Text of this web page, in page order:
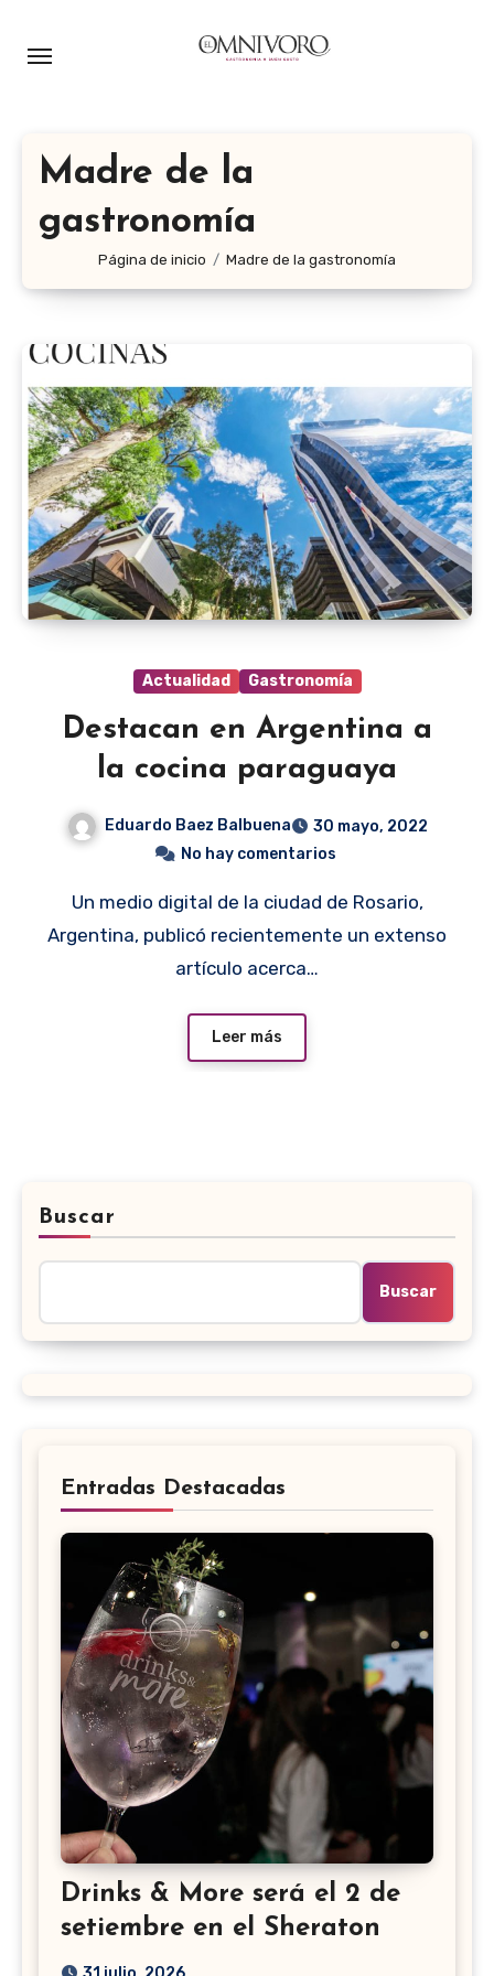
Madre de la
gastronomía
Página de inicio Madre de la gastronomía
Actualidad Gastronomía
Destacan en Argentina a
la cocina paraguaya
Eduardo Baez Balbuena
30 mayo, 2022
No hay comentarios
Un medio digital de la ciudad de Rosario,
Argentina, publicó recientemente un extenso
artículo acerca…
Leer más
Buscar
Buscar
Entradas Destacadas
Drinks & More será el 2 de
setiembre en el Sheraton